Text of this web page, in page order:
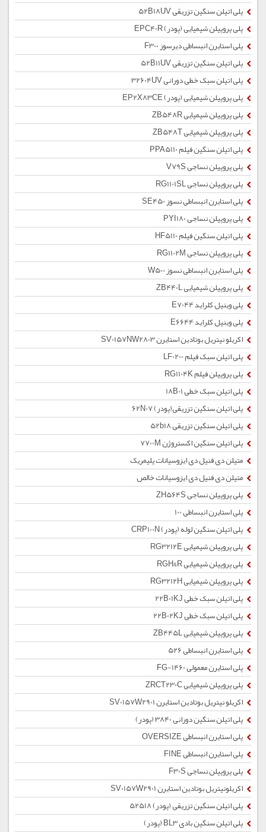
پلی اتیلن سنگین تزریقی 52B18UV
پلی پروپیلن شیمیایی (پودر) EPC40R
پلی استایرن انبساطی دیرسوز F300
پلی اتیلن سنگین تزریقی 52B11UV
پلی اتیلن سبک خطی دورانی 32604UV
پلی پروپیلن شیمیایی (پودر) EP2X83CE
پلی پروپیلن شیمیایی ZB548R
پلی پروپیلن شیمیایی ZB548T
پلی اتیلن سنگین فیلم PPA5110
پلی پروپیلن نساجی V79S
پلی پروپیلن نساجی RG1101SL
پلی استایرن انبساطی نسوز SE450
پلی پروپیلن نساجی PYI180
پلی اتیلن سنگین فیلم HF5110
پلی پروپیلن نساجی RG1102M
پلی استایرن انبساطی نسوز W500
پلی پروپیلن شیمیایی ZB440L
پلی وینیل کلراید E7044
پلی وینیل کلراید E6644
اکریلو نیتریل بوتادین استایرن SV0157NW2803
پلی اتیلن سبک فیلم LF0200
پلی پروپیلن فیلم RG1104K
پلی اتیلن سبک خطی 18B01
پلی اتیلن سنگین تزریقی(پودر) 62N07
پلی اتیلن سنگین تزریقی 52b18
پلی اتیلن سنگین اکستروژن 7700M
متیلن دی فنیل دی ایزوسیانات پلیمریک
متیلن دی فنیل دی ایزوسیانات خالص
پلی پروپیلن نساجی ZH564S
پلی استایرن انبساطی 100
پلی اتیلن سنگین لوله (پودر) CRP100N
پلی پروپیلن شیمیایی RG3212E
پلی پروپیلن شیمیایی RGH&R
پلی پروپیلن شیمیایی RG3212H
پلی اتیلن سبک خطی 22B01KJ
پلی اتیلن سبک خطی 22B02KJ
پلی پروپیلن شیمیایی ZB445L
پلی استایرن انبساطی 526
پلی استایرن معمولی 1460-FG
پلی پروپیلن شیمیایی ZRCT230C
اکریلو نیتریل بوتادین استایرن SV0157W2901
پلی اتیلن سنگین دورانی 3840 (پودر)
پلی استایرن انبساطی OVERSIZE
پلی استایرن انبساطی FINE
پلی پروپیلن نساجی F30S
اکریلونیتریل بوتادین استایرن SV0157W2901
پلی اتیلن سنگین تزریقی (پودر) 52518
پلی اتیلن سنگین بادی BL3 (پودر)